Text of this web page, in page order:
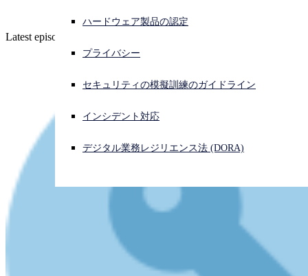
サイバー攻撃を受けている場合、連絡先はこちら
サインイン
ハードウェア製品の認定
プライバシー
セキュリティの模擬訓練のガイドライン
インシデント対応
デジタル業務レジリエンス法 (DORA)
Latest episode - listen now!